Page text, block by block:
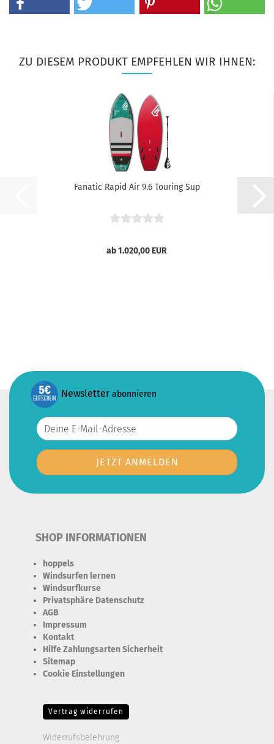
ZU DIESEM PRODUKT EMPFEHLEN WIR IHNEN:
Fanatic Rapid Air 9.6 Touring Sup
ab 1.020,00 EUR
Newsletter abonnieren
SHOP INFORMATIONEN
hoppels
Windsurfen lernen
Windsurfkurse
Privatsphäre Datenschutz
AGB
Impressum
Kontakt
Hilfe Zahlungsarten Sicherheit
Sitemap
Cookie Einstellungen
Vertrag widerrufen
Widerrufsbelehrung